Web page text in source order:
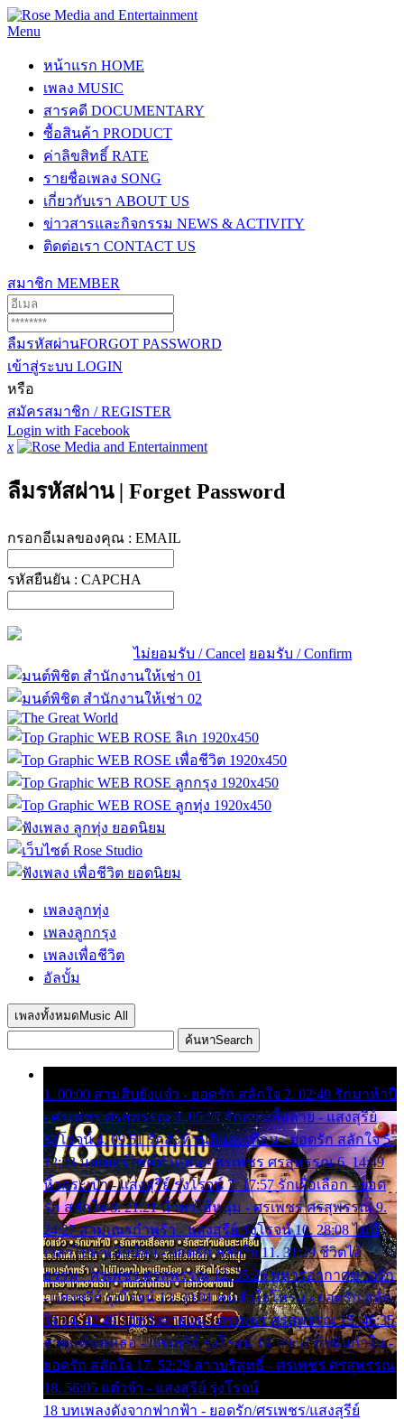
Menu
หน้าแรก HOME
เพลง MUSIC
สารคดี DOCUMENTARY
ซื้อสินค้า PRODUCT
ค่าลิขสิทธิ์ RATE
รายชื่อเพลง SONG
เกี่ยวกับเรา ABOUT US
ข่าวสารและกิจกรรม NEWS & ACTIVITY
ติดต่อเรา CONTACT US
สมาชิก MEMBER
ลืมรหัสผ่านFORGOT PASSWORD
เข้าสู่ระบบ LOGIN
หรือ
สมัครสมาชิก / REGISTER
Login with Facebook
x
ลืมรหัสผ่าน | Forget Password
กรอกอีเมลของคุณ : EMAIL
รหัสยืนยัน : CAPCHA
ไม่ยอมรับ / Cancel ยอมรับ / Confirm
เพลงลูกทุ่ง
เพลงลูกกรุง
เพลงเพื่อชีวิต
อัลบั้ม
เพลงทั้งหมด Music All
ค้นหาSearch
1. 00:00 สามสิบยังแจ๋ว - ยอดรัก สลักใจ 2. 02:49 รักมาห้าปี
- ศรเพชร ศรสุพรรณ 3. 05:57 รักสาวเสื้อลาย - แสงสุรีย์
รุ่งโรจน์ 4. 09:51 รักสะท้านดินสะเทือน - ยอดรัก สลักใจ 5.
12:23 มอเตอร์ไซค์ทำหล่น - ศรเพชร ศรสุพรรณ 6. 14:49
หิ้วกระเป๋า - แสงสุรีย์ รุ่งโรจน์ 7. 17:57 รักเผื่อเลือก - ยอด
รัก สลักใจ 8. 21:21 น้ำตาไอ้หนุ่ม - ศรเพชร ศรสุพรรณ 9.
24:27 สามเณรกำพร้า - แสงสุรีย์ รุ่งโรจน์ 10. 28:08 ไม่มี
เวลาไปหาเมียน้อย - ยอดรัก สลักใจ 11. 31:29 ชีวิตไอ้
ธรรม - ศรเพชร ศรสุพรรณ 12. 35:26 ทหารอากาศขาดรัก
- แสงสุรีย์ รุ่งโรจน์ 13. 39:01 คนหัวใจโทรม - ยอดรัก สลัก
ใจ 14. 42:49 ไอ้หวังตายแน่ - ศรเพชร ศรสุพรรณ 15. 46:35
ธาตุแท้ของเธอ - แสงสุรีย์ รุ่งโรจน์ 16. 49:57 กำนันกำใน -
ยอดรัก สลักใจ 17. 52:29 สาวบริสุทธิ์ - ศรเพชร ศรสุพรรณ
18. 56:05 แต๋วจ๋า - แสงสุรีย์ รุ่งโรจน์
18 บทเพลงดังจากฟากฟ้า - ยอดรัก/ศรเพชร/แสงสุรีย์